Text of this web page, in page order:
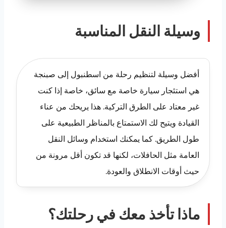
وسيلة النقل المناسبة
أفضل وسيلة لتنظيم رحلة من اسطنبول إلى صبنجة
هي استئجار سيارة خاصة مع سائق، خاصة إذا كنت
غير معتاد على الطرق التركية. هذا يريحك من عناء
القيادة ويتيح لك الاستمتاع بالمناظر الطبيعية على
طول الطريق. كما يمكنك استخدام وسائل النقل
العامة مثل الحافلات، لكنها قد تكون أقل مرونة من
حيث أوقات الانطلاق والعودة.
ماذا تأخذ معك في رحلتك؟